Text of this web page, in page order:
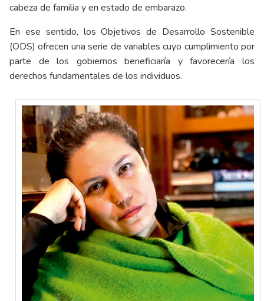
cabeza de familia y en estado de embarazo.
En ese sentido, los Objetivos de Desarrollo Sostenible
(ODS) ofrecen una serie de variables cuyo cumplimiento por
parte de los gobiernos beneficiaría y favorecería los
derechos fundamentales de los individuos.